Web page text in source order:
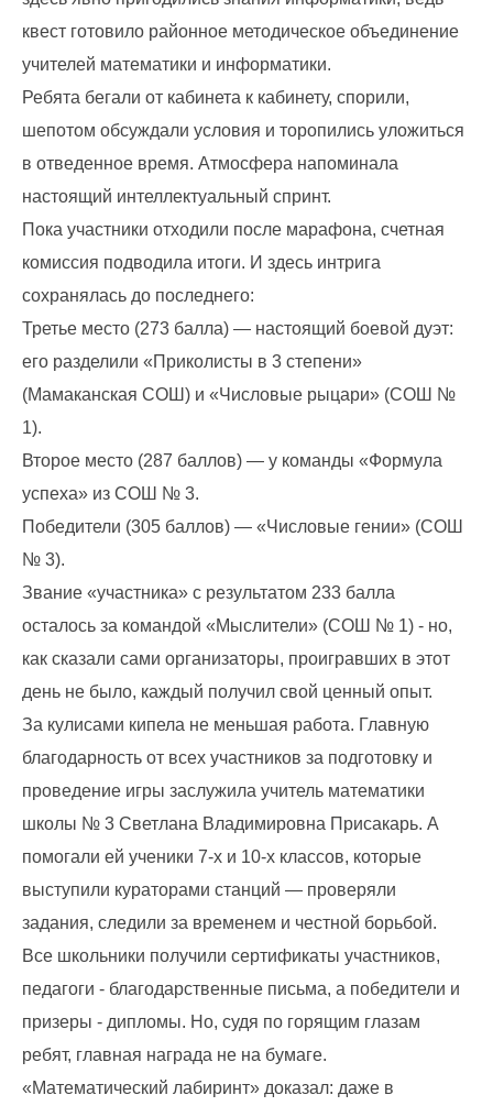
квест готовило районное методическое объединение
учителей математики и информатики.
Ребята бегали от кабинета к кабинету, спорили,
шепотом обсуждали условия и торопились уложиться
в отведенное время. Атмосфера напоминала
настоящий интеллектуальный спринт.
Пока участники отходили после марафона, счетная
комиссия подводила итоги. И здесь интрига
сохранялась до последнего:
Третье место (273 балла) — настоящий боевой дуэт:
его разделили «Приколисты в 3 степени»
(Мамаканская СОШ) и «Числовые рыцари» (СОШ №
1).
Второе место (287 баллов) — у команды «Формула
успеха» из СОШ № 3.
Победители (305 баллов) — «Числовые гении» (СОШ
№ 3).
Звание «участника» с результатом 233 балла
осталось за командой «Мыслители» (СОШ № 1) - но,
как сказали сами организаторы, проигравших в этот
день не было, каждый получил свой ценный опыт.
За кулисами кипела не меньшая работа. Главную
благодарность от всех участников за подготовку и
проведение игры заслужила учитель математики
школы № 3 Светлана Владимировна Присакарь. А
помогали ей ученики 7-х и 10-х классов, которые
выступили кураторами станций — проверяли
задания, следили за временем и честной борьбой.
Все школьники получили сертификаты участников,
педагоги - благодарственные письма, а победители и
призеры - дипломы. Но, судя по горящим глазам
ребят, главная награда не на бумаге.
«Математический лабиринт» доказал: даже в